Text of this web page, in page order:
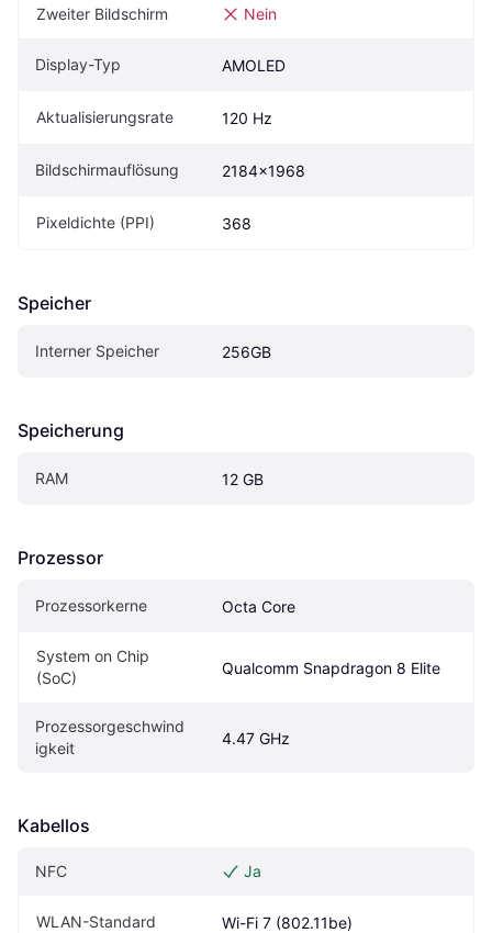
Zweiter Bildschirm Nein
Display-Typ AMOLED
Aktualisierungsrate 120 Hz
Bildschirmauflösung 2184x1968
Pixeldichte (PPI) 368
Speicher
Interner Speicher 256GB
Speicherung
RAM 12 GB
Prozessor
Prozessorkerne Octa Core
System on Chip
(SoC)
Qualcomm Snapdragon 8 Elite
Prozessorgeschwind
igkeit
4.47 GHz
Kabellos
NFC Ja
WLAN-Standard Wi-Fi 7 (802.11be)